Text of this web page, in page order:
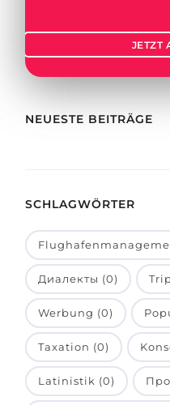
BERUFE
Beispiel-
Holland-Test
Interessenkarte-Test
RIASEC-Test
Erfolgzu
100%
Unsere
BEWERBEN FÜR
Medizin
Physik
BEWERBEN AUS …
Russland
Ukraine
Kasachstan
Aserbaidschan
Armenien
Belarus
JETZT
NEUESTE BEITRÄGE
SCHLAGWÖRTER
Диалекты (0)
Werbung (0)
Taxation (0)
Latinistik (0)